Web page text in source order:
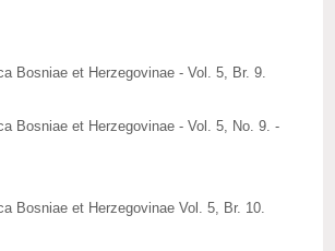
Bosniae et Herzegovinae - Vol. 5, Br. 9.
Bosniae et Herzegovinae - Vol. 5, No. 9. -
Bosniae et Herzegovinae Vol. 5, Br. 10.